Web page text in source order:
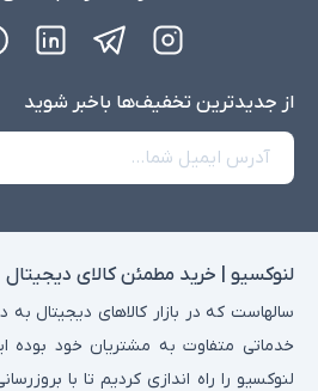
از جدید‌ترین تخفیف‌ها با‌خبر شوید
لنوکسیو | خرید مطمئن کالای دیجیتال
سالهاست که در بازار کالاهای دیجیتال به
خدماتی متفاوت به مشتریان خود بوده
لنوکسیو را راه اندازی کردیم تا با